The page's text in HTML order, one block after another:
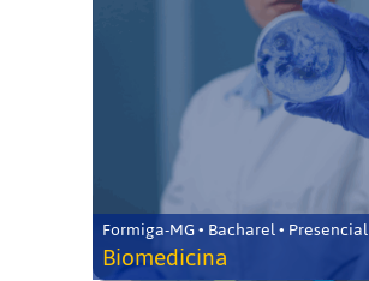
Formiga-MG • Bacharel • Presencial
Biomedicina